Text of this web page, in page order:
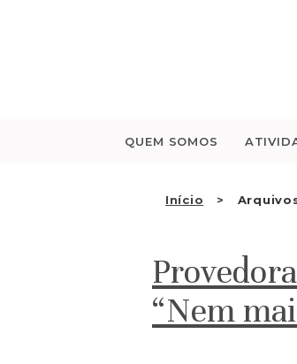
QUEM SOMOS
Início
“Nem